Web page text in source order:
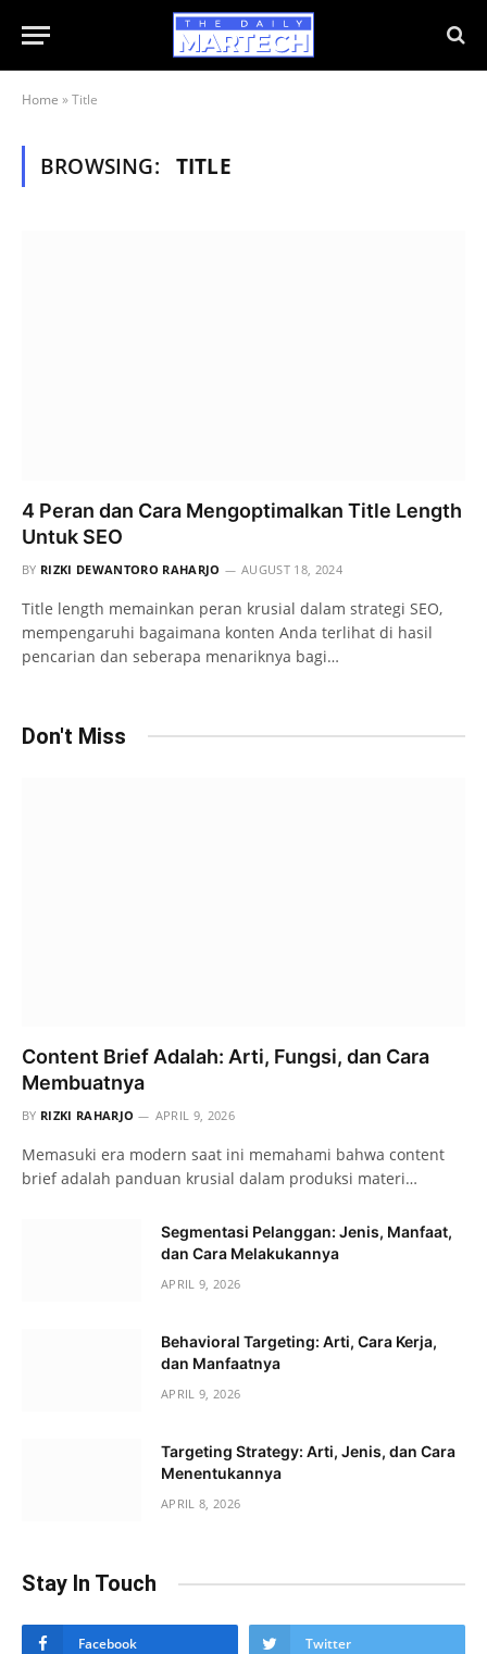
Home »Title
BROWSING: TITLE
4 Peran dan Cara Mengoptimalkan Title Length
Untuk SEO
BY RIZKI DEWANTORO RAHARJO AUGUST 18, 2024
Title length memainkan peran krusial dalam strategi SEO,
mempengaruhi bagaimana konten Anda terlihat di hasil
pencarian dan seberapa menariknya bagi…
Don't Miss
Content Brief Adalah: Arti, Fungsi, dan Cara
Membuatnya
BY RIZKI RAHARJO APRIL 9, 2026
Memasuki era modern saat ini memahami bahwa content
brief adalah panduan krusial dalam produksi materi…
Segmentasi Pelanggan: Jenis, Manfaat,
dan Cara Melakukannya
APRIL 9, 2026
Behavioral Targeting: Arti, Cara Kerja,
dan Manfaatnya
APRIL 9, 2026
Targeting Strategy: Arti, Jenis, dan Cara
Menentukannya
APRIL 8, 2026
Stay In Touch
Facebook Twitter